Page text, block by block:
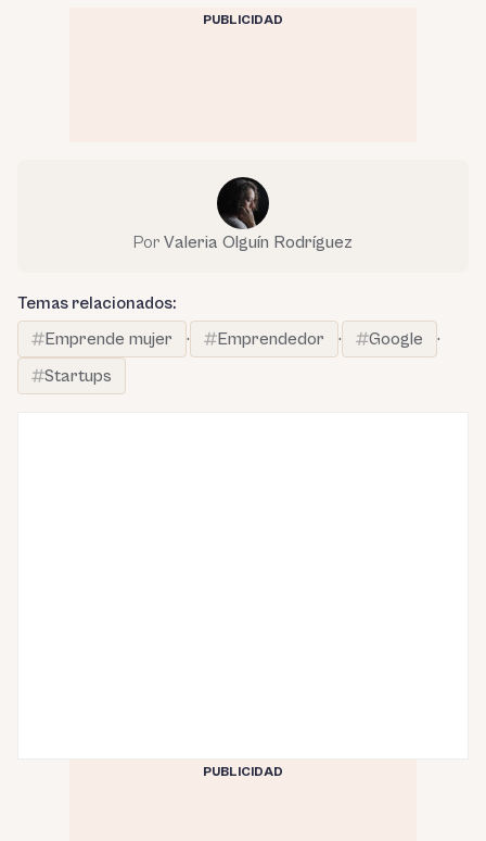
PUBLICIDAD
Por Valeria Olguín Rodríguez
Temas relacionados:
Emprende mujer
· Emprendedor · Google
·
Startups
PUBLICIDAD